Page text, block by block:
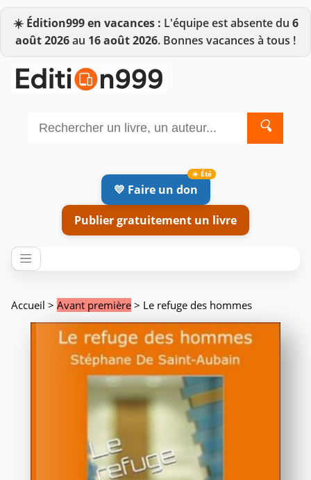
☀️ Édition999 en vacances : L'équipe est absente du 6
août 2026au 16 août 2026. Bonnes vacances à tous !
🔍
💛 Faire un don
Publier gratuitement un livre
Accueil > Avant première > Le refuge des hommes